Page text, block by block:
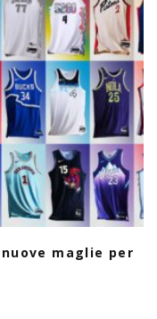
maglie per